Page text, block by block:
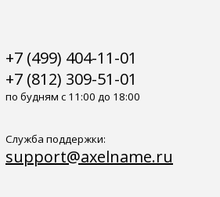
+7 (499) 404-11-01
+7 (812) 309-51-01
по будням с 11:00 до 18:00
Служба поддержки:
support@axelname.ru